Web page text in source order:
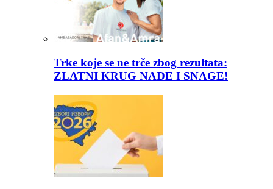
Trke koje se ne trče zbog rezultata:
ZLATNI KRUG NADE I SNAGE!